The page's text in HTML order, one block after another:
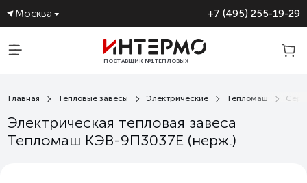
Москва +7 (495) 255-19-29
ПОСТАВЩИК №1 ТЕПЛОВЫХ
Главная Тепловые завесы Электрические Тепломаш
Электрическая тепловая завеса
Тепломаш КЭВ-9П3037E (нерж.)